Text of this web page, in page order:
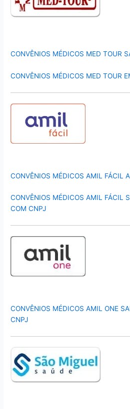
CONVÊNIOS MÉDICOS MED TOUR
CONVÊNIOS MÉDICOS MED TOUR
CONVÊNIOS MÉDICOS AMIL FÁCIL
CONVÊNIOS MÉDICOS AMIL FÁCIL
COM CNPJ
CONVÊNIOS MÉDICOS AMIL ONE
CNPJ